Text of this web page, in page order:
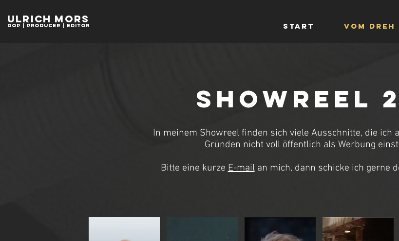
Ulrich Mors
Dop | Producer | EDitor start vom Dreh
Showreel
In meinem Showreel finden sich viele Ausschnitte, die ich
Gründen nicht voll öffentlich als Werbung
Bitte eine kurzeE-mailan mich, dann schicke ich gerne